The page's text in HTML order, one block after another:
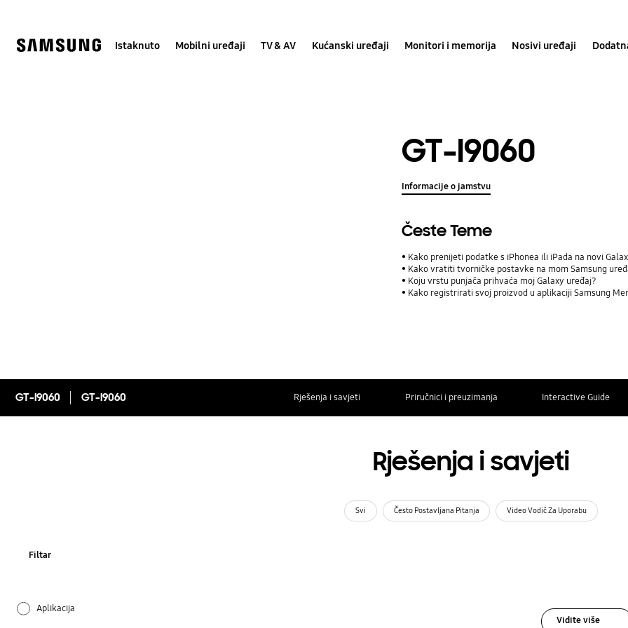
help
Istaknuto Mobilni uređaji TV & AV Kućanski uređaji Monitori i memorija Nosivi uređaji
GT-I9060
Informacije o jamstvu
Česte Teme
Kako prenijeti podatke s iPhonea ili iPada na novi
Kako vratiti tvorničke postavke na mom Samsung
Koju vrstu punjača prihvaća moj Galaxy uređaj?
Kako registrirati svoj proizvod u aplikaciji Samsung
GT-I9060 GT-I9060 Rješenja i savjeti Priručnici i preuzimanja Interactive Guide
Rješenja i savjeti
Svi Često Postavljana Pitanja Video Vodič Za Uporabu
Filtar
Aplikacija
Vidite više